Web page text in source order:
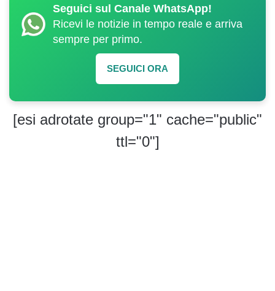
Seguici sul Canale WhatsApp!
Ricevi le notizie in tempo reale e arriva
sempre per primo.
SEGUICI ORA
[esi adrotate group="1" cache="public"
ttl="0"]